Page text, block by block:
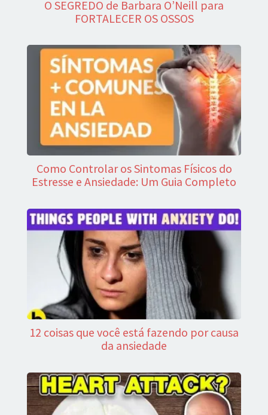
O SEGREDO de Barbara O’Neill para
FORTALECER OS OSSOS
Como Controlar os Sintomas Físicos do
Estresse e Ansiedade: Um Guia Completo
12 coisas que você está fazendo por causa
da ansiedade